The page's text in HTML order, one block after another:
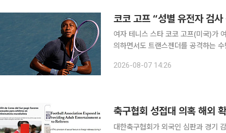
코코 고프 “성별 유전자 검
여자 테니스 스타 코코 고프(미국)가
의하면서도 트랜스젠더를 공격하는 수단으로 악
뒤 관련 질문을 받고 이 같은 견해를
2026-08-07 14:26
축구협회 성접대 의혹 해외
대한축구협회가 외국인 심판과 경기